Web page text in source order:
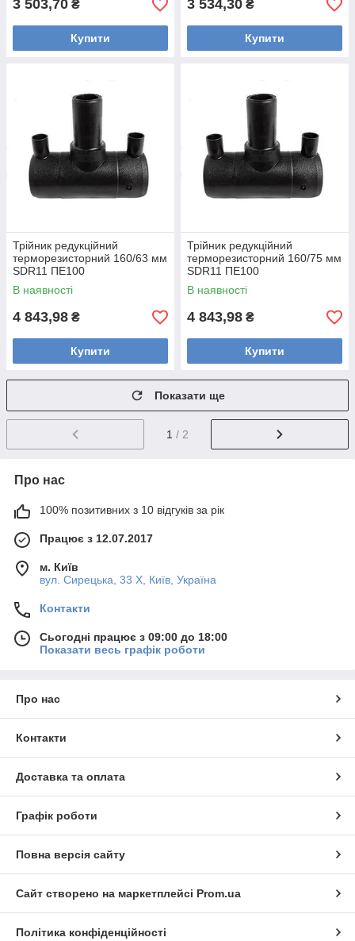
3 503,70 ₴
Купити
3 534,30 ₴
Купити
Трійник редукційний
терморезисторний 160/63 мм
SDR11 ПЕ100
В наявності
4 843,98 ₴
Купити
Трійник редукційний
терморезисторний 160/75 мм
SDR11 ПЕ100
В наявності
4 843,98 ₴
Купити
Показати ще
1 / 2
Про нас
100% позитивних з 10 відгуків за рік
Працює з 12.07.2017
м. Київ
вул. Сирецька, 33 Х, Київ, Україна
Контакти
Сьогодні працює з 09:00 до 18:00
Показати весь графік роботи
Про нас
Контакти
Доставка та оплата
Графік роботи
Повна версія сайту
Сайт створено на маркетплейсі Prom.ua
Політика конфіденційності